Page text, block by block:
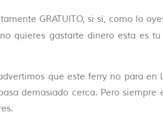
GRATUITO, si sí, como lo
quieres gastarte dinero esta es
que este ferry no para en
demasiado cerca. Pero siempre